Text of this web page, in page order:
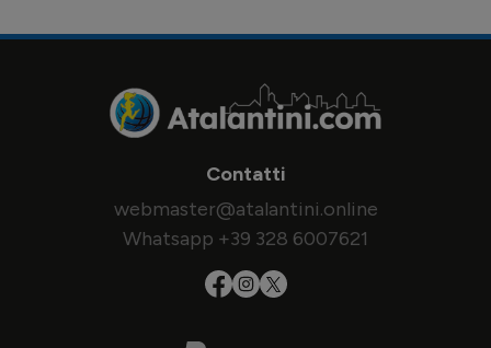
Contatti
webmaster@atalantini.online
Whatsapp +39 328 6007621